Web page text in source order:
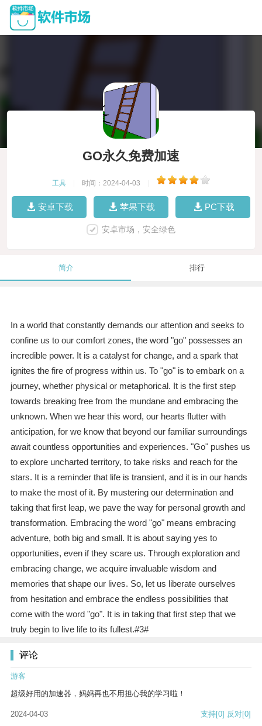
GO永久免费加速
工具 时间：2024-04-03
安卓下载 苹果下载 PC下载
安卓市场，安全绿色
简介 排行
In a world that constantly demands our attention and seeks to
confine us to our comfort zones, the word "go" possesses an
incredible power. It is a catalyst for change, and a spark that
ignites the fire of progress within us. To "go" is to embark on a
journey, whether physical or metaphorical. It is the first step
towards breaking free from the mundane and embracing the
unknown. When we hear this word, our hearts flutter with
anticipation, for we know that beyond our familiar surroundings
await countless opportunities and experiences. "Go" pushes us
to explore uncharted territory, to take risks and reach for the
stars. It is a reminder that life is transient, and it is in our hands
to make the most of it. By mustering our determination and
taking that first leap, we pave the way for personal growth and
transformation. Embracing the word "go" means embracing
adventure, both big and small. It is about saying yes to
opportunities, even if they scare us. Through exploration and
embracing change, we acquire invaluable wisdom and
memories that shape our lives. So, let us liberate ourselves
from hesitation and embrace the endless possibilities that
come with the word "go". It is in taking that first step that we
truly begin to live life to its fullest.#3#
评论
游客
超级好用的加速器，妈妈再也不用担心我的学习啦！
2024-04-03 支持[0] 反对[0]